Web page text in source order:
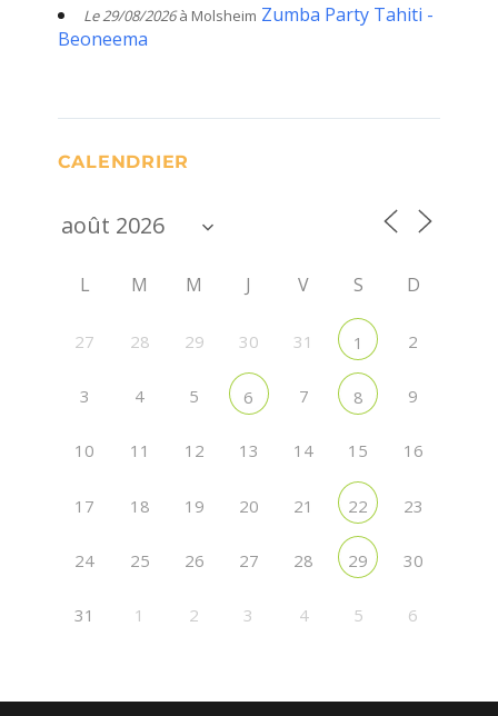
Le 29/08/2026à Molsheim Zumba Party Tahiti -
Beoneema
CALENDRIER
L M M J V S D
27 28 29 30 31 1 2
3 4 5 6 7 8 9
10 11 12 13 14 15 16
17 18 19 20 21 22 23
24 25 26 27 28 29 30
31 1 2 3 4 5 6